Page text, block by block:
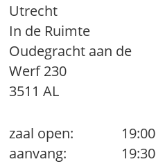
Utrecht
In de Ruimte
Oudegracht aan de
Werf 230
3511 AL
zaal open:
19:00
aanvang:
19:30